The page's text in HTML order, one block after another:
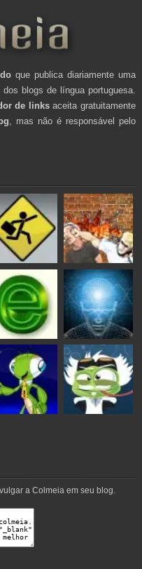
que publica diariamente uma
blogs de língua portuguesa.
de linksaceita gratuitamente
, mas não é responsável pelo
a Colmeia em seu blog.